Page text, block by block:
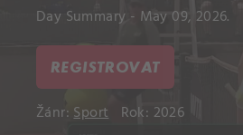
Day Summary - May 09, 2026.
REGISTROVAT
Žánr:Sport Rok: 2026